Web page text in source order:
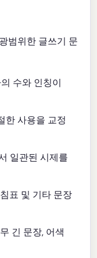
범위한 글쓰기 문
수와 인칭이
한 사용을 교정
일관된 시제를
표 및 기타 문장
긴 문장, 어색